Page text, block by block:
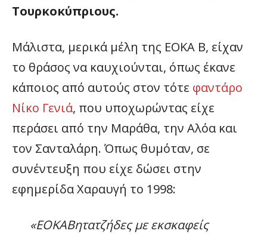
Τουρκοκύπριους.
Μάλιστα, μερικά μέλη της ΕΟΚΑ Β, είχαν
το θράσος να καυχιούνται, όπως έκανε
κάποιος από αυτούς στον τότε φαντάρο
Νίκο Γενιά, που υποχωρώντας είχε
περάσει από την Μαράθα, την Αλόα και
τον Σανταλάρη. Όπως θυμόταν, σε
συνέντευξη που είχε δώσει στην
εφημερίδα Χαραυγή το 1998:
«ΕΟΚΑΒητατζήδες με εκσκαφείς